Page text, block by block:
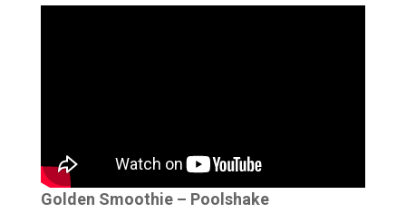
Golden Smoothie – Poolshake